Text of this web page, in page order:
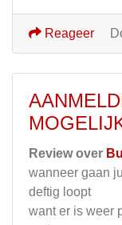
Reageer
Review over
wanneer gaan
deftig loopt
want er is weer